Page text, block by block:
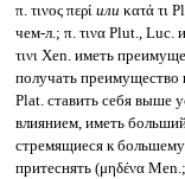
π. τινος περί или κατά τι
чем-л.; π. τινα Plut., Luc.
τινι Xen. иметь
получать преимущество
Plat. ставить себя выше
влиянием, иметь больший
стремящиеся к
притеснять (μηδένα